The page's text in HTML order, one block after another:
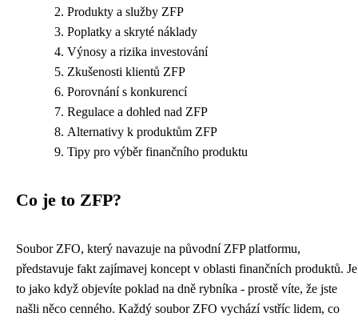
Produkty a služby ZFP
Poplatky a skryté náklady
Výnosy a rizika investování
Zkušenosti klientů ZFP
Porovnání s konkurencí
Regulace a dohled nad ZFP
Alternativy k produktům ZFP
Tipy pro výběr finančního produktu
Co je to ZFP?
Soubor ZFO, který navazuje na původní ZFP platformu,
představuje fakt zajímavej koncept v oblasti finančních produktů. Je
to jako když objevíte poklad na dně rybníka - prostě víte, že jste
našli něco cenného. Každý soubor ZFO vychází vstříc lidem, co